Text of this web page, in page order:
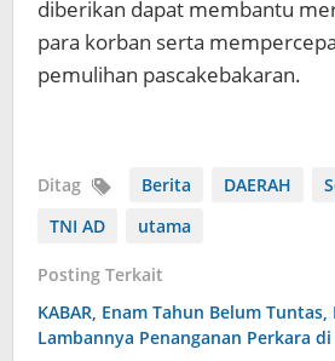
diberikan dapat membantu
para korban serta
pemulihan pascakebakaran.
Ditag Berita DAERAH
TNI AD
utama
Posting Terkait
KABAR, Enam Tahun Belum
Lambannya Penanganan Perkara